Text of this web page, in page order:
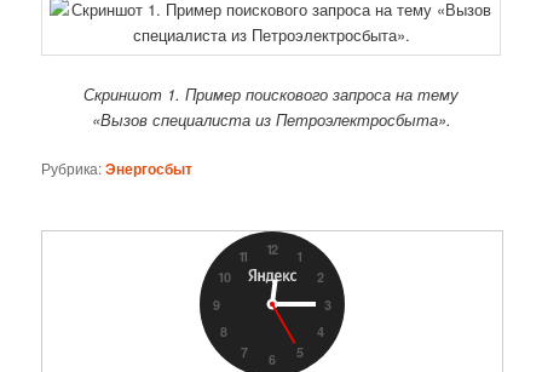
Скриншот 1. Пример поискового запроса на тему
«Вызов специалиста из Петроэлектросбыта».
Рубрика:Энергосбыт